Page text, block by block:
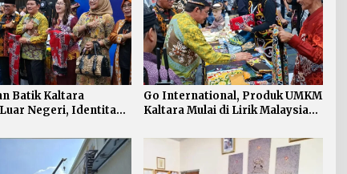
Batik Kaltara
Negeri, Identitas
Go International, Produk UMKM
Kaltara Mulai di Lirik Malaysia